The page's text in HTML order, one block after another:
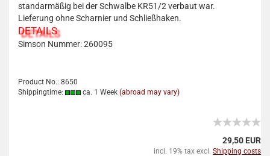
standarmäßig bei der Schwalbe KR51/2 verbaut war.
Lieferung ohne Scharnier und Schließhaken.
DETAILS
Simson Nummer:260095
Product No.: 8650
Shippingtime:
ca. 1 Week (abroad may vary)
29,50 EUR
incl. 19% tax excl. Shipping costs